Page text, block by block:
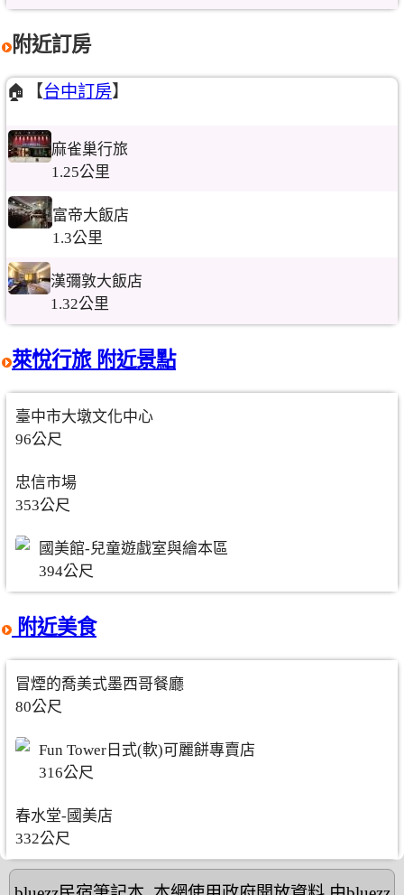
附近訂房
🏠【台中訂房】
麻雀巢行旅
1.25公里
富帝大飯店
1.3公里
漢彌敦大飯店
1.32公里
萊悅行旅 附近景點
臺中市大墩文化中心
96公尺
忠信市場
353公尺
國美館-兒童遊戲室與繪本區
394公尺
附近美食
冒煙的喬美式墨西哥餐廳
80公尺
Fun Tower日式(軟)可麗餅專賣店
316公尺
春水堂-國美店
332公尺